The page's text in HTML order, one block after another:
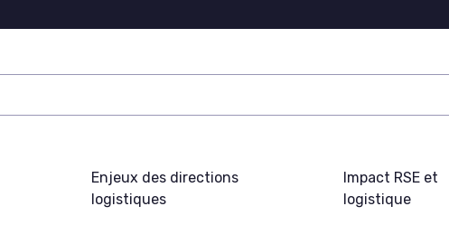
Enjeux des directions
logistiques
Impact RSE et
logistique